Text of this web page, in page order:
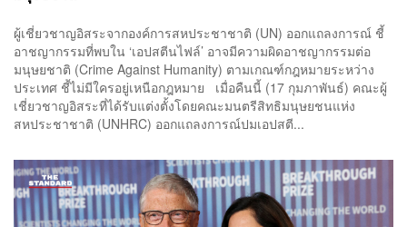
ผู้เชี่ยวชาญอิสระจากองค์การสหประชาชาติ (UN) ออกแถลงการณ์ ชี้
อาชญากรรมที่พบใน ‘เอปสตีนไฟล์’ อาจมีความผิดอาชญากรรมต่อ
มนุษยชาติ (Crime Against Humanity) ตามเกณฑ์กฎหมายระหว่าง
ประเทศ ชี้ไม่มีใครอยู่เหนือกฎหมาย เมื่อคืนนี้ (17 กุมภาพันธ์) คณะผู้
เชี่ยวชาญอิสระที่ได้รับแต่งตั้งโดยคณะมนตรีสิทธิมนุษยชนแห่ง
สหประชาชาติ (UNHRC) ออกแถลงการณ์ปมเอปสตี...